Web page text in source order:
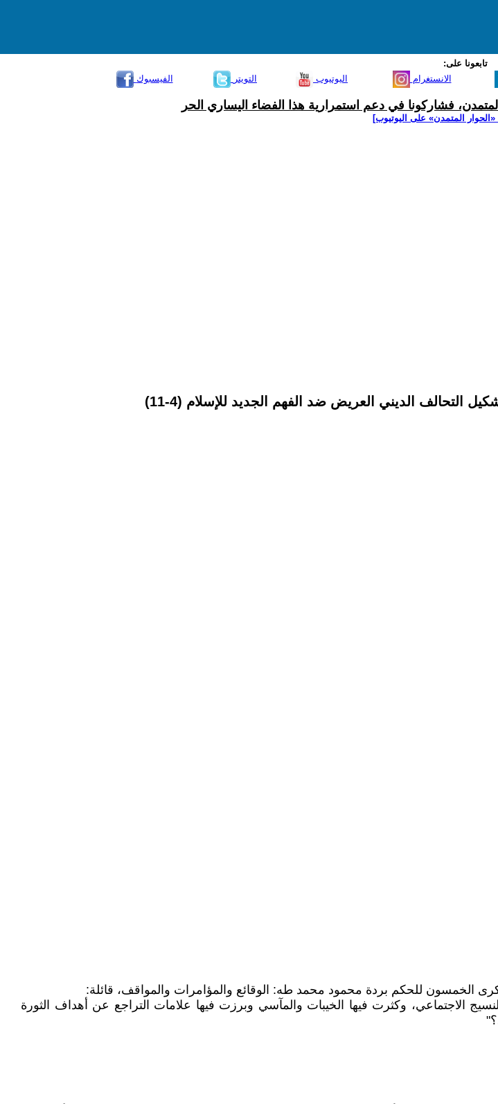
تابعونا على:
الفيسبوك
التويتر اليوتيوب الانستغرام
فشاركونا في دعم استمرارية هذا الفضاء اليساري الحر
المتمدن» على اليوتيوب]
الخمسون للحكم بردة محمود محمد طه: الوقائع والمؤامرات والمواقف، قائلة:
الاجتماعي، وكثرت فيها الخيبات والمآسي وبرزت فيها علامات التراجع عن أهداف الثورة